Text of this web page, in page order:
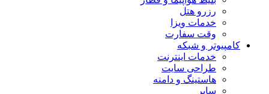
رزرو هتل
خدمات ویزا
وقت سفارت
کامپیوتر و شبکه
خدمات اینترنت
طراحی سایت
هاستینگ و دامنه
سایر